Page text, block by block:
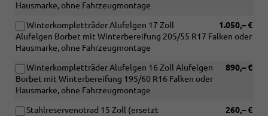
Hausmarke, ohne Fahrzeugmontage
1.050,– €
Winterkompletträder Alufelgen 17 Zoll
Alufelgen Borbet mit Winterbereifung 205/55 R17 Falken oder
Hausmarke, ohne Fahrzeugmontage
890,– €
Winterkompletträder Alufelgen 16 Zoll Alufelgen
Borbet mit Winterbereifung 195/60 R16 Falken oder
Hausmarke, ohne Fahrzeugmontage
260,– €
Stahlreservenotrad 15 Zoll (ersetzt